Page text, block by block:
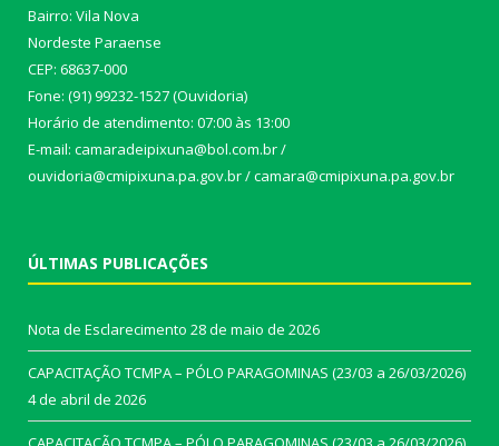
Bairro: Vila Nova
Nordeste Paraense
CEP: 68637-000
Fone: (91) 99232-1527 (Ouvidoria)
Horário de atendimento: 07:00 às 13:00
E-mail: camaradeipixuna@bol.com.br /
ouvidoria@cmipixuna.pa.gov.br / camara@cmipixuna.pa.gov.br
ÚLTIMAS PUBLICAÇÕES
Nota de Esclarecimento 28 de maio de 2026
CAPACITAÇÃO TCMPA – PÓLO PARAGOMINAS (23/03 a 26/03/2026)
4 de abril de 2026